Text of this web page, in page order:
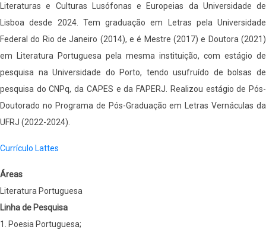
Literaturas e Culturas Lusófonas e Europeias da Universidade de
Lisboa desde 2024. Tem graduação em Letras pela Universidade
Federal do Rio de Janeiro (2014), e é Mestre (2017) e Doutora (2021)
em Literatura Portuguesa pela mesma instituição, com estágio de
pesquisa na Universidade do Porto, tendo usufruído de bolsas de
pesquisa do CNPq, da CAPES e da FAPERJ. Realizou estágio de Pós-
Doutorado no Programa de Pós-Graduação em Letras Vernáculas da
UFRJ (2022-2024).
Currículo Lattes
Áreas
Literatura Portuguesa
Linha de Pesquisa
1. Poesia Portuguesa;